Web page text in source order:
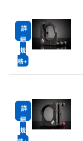
詳
細
規
格
詳
細
規